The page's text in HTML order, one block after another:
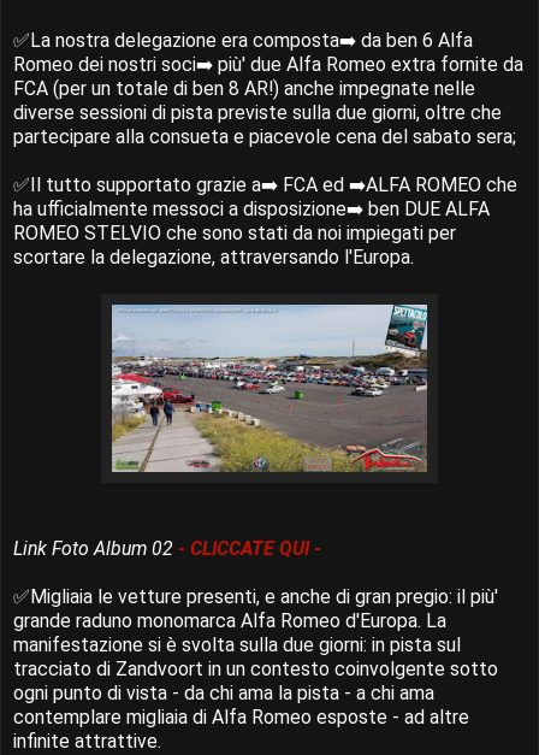
✅La nostra delegazione era composta➡️ da ben 6 Alfa
Romeo dei nostri soci➡️ più' due Alfa Romeo extra fornite da
FCA (per un totale di ben 8 AR!) anche impegnate nelle
diverse sessioni di pista previste sulla due giorni, oltre che
partecipare alla consueta e piacevole cena del sabato sera;
✅Il tutto supportato grazie a➡️ FCA ed ➡️ALFA ROMEO che
ha ufficialmente messoci a disposizione➡️ ben DUE ALFA
ROMEO STELVIO che sono stati da noi impiegati per
scortare la delegazione, attraversando l'Europa.
Link Foto Album 02 - CLICCATE QUI -
✅Migliaia le vetture presenti, e anche di gran pregio: il più'
grande raduno monomarca Alfa Romeo d'Europa. La
manifestazione si è svolta sulla due giorni: in pista sul
tracciato di Zandvoort in un contesto coinvolgente sotto
ogni punto di vista - da chi ama la pista - a chi ama
contemplare migliaia di Alfa Romeo esposte - ad altre
infinite attrattive.